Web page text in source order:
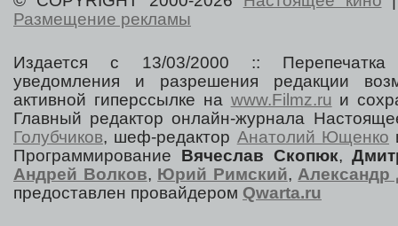
Размещение рекламы
Издается с 13/03/2000 :: Перепечатка
уведомления и разрешения редакции
активной гиперссылке на www.Filmz.ru и
Главный редактор онлайн-журнала
Голубчиков, шеф-редактор Анатолий Ющенко
Программирование Вячеслав Скопюк,
Андрей Волков, Юрий Римский,Александр
предоставлен провайдером Qwarta.ru